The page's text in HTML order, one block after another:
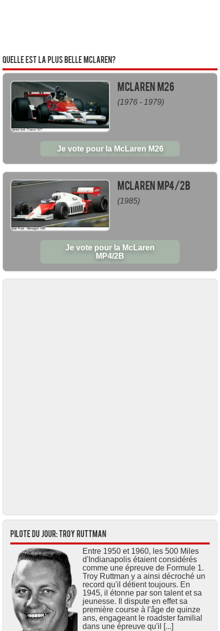
Quelle est la plus belle McLaren?
McLaren M26
(1976 - 1979)
Je vote pour la McLaren M26
McLaren MP4/2B
(1985)
Je vote pour la McLaren
MP4/2B
Pilote du jour: Troy RUTTMAN
Entre 1950 et 1960, les 500 Miles
d'Indianapolis étaient considérés
comme une épreuve de Formule 1.
Troy Ruttman y a ainsi décroché un
record qu'il détient toujours. En
1945, il étonne par son talent et sa
jeunesse. Il dispute en effet sa
première course à l'âge de quinze
ans, engageant le roadster familial
dans une épreuve qu'il [...]